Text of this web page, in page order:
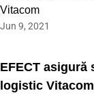
Vitacom
Jun 9, 2021
EFECT asigură
logistic Vitacom